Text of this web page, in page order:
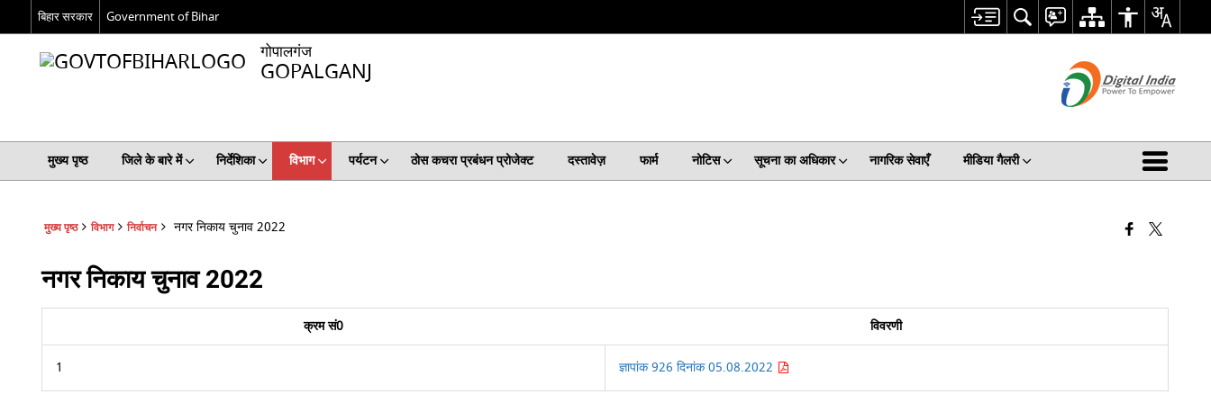
बिहार सरकार Government of Bihar
गोपालगंज
GOPALGANJ
मुख्य पृष्ठ जिले के बारे में निर्देशिका विभाग पर्यटन ठोस कचरा प्रबंधन प्रोजेक्ट दस्तावेज़ फार्म नोटिस सूचना का अधिकार नागरिक सेवाएँ मीडिया गैलरी
मुख्य पृष्ठ विभाग निर्वाचन नगर निकाय चुनाव 2022
नगर निकाय चुनाव 2022
क्रम सं0 विवरणी
1 ज्ञापांक 926 दिनांक 05.08.2022